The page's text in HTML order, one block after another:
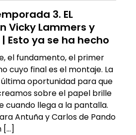
3. EL
Vicky Lammers y
Esto ya se ha hecho
el fundamento, el primer
cuyo final es el montaje. La
oportunidad para que
sobre el papel brille
cuando llega a la pantalla.
Antuña y Carlos de Pando
[…]